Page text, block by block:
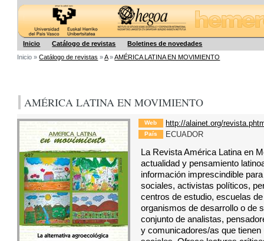
Inicio Catálogo de revistas
Boletines de novedades
Inicio »Catálogo de revistas »A»AMÉRICA LATINA EN MOVIMIENTO
AMÉRICA LATINA EN MOVIMIENTO
Web http://alainet.org/
País ECUADOR
La Revista América Latina en
actualidad y pensamiento
información imprescindible
sociales, activistas políticos,
centros de estudio, escuelas
organismos de desarrollo o de
conjunto de analistas,
y comunicadores/as que